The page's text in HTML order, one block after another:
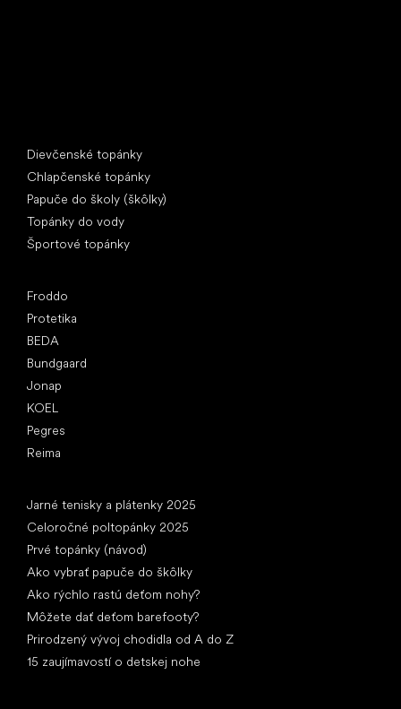
Dievčenské topánky
Chlapčenské topánky
Papuče do školy (škôlky)
Topánky do vody
Športové topánky
Froddo
Protetika
BEDA
Bundgaard
Jonap
KOEL
Pegres
Reima
Jarné tenisky a plátenky 2025
Celoročné poltopánky 2025
Prvé topánky (návod)
Ako vybrať papuče do škôlky
Ako rýchlo rastú deťom nohy?
Môžete dať deťom barefooty?
Prirodzený vývoj chodidla od A do Z
15 zaujímavostí o detskej nohe